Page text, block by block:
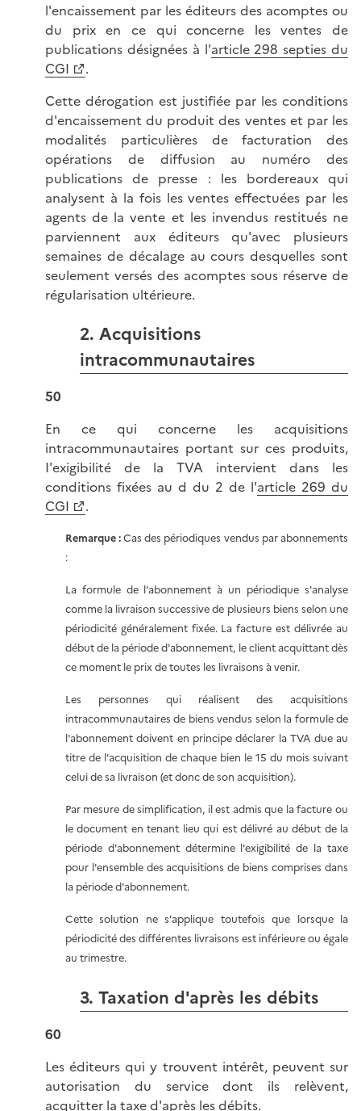
l'encaissement par les éditeurs des acomptes ou
du prix en ce qui concerne les ventes de
publications désignées à l'article 298 septies du
CGI
.
Cette dérogation est justifiée par les conditions
d'encaissement du produit des ventes et par les
modalités particulières de facturation des
opérations de diffusion au numéro des
publications de presse : les bordereaux qui
analysent à la fois les ventes effectuées par les
agents de la vente et les invendus restitués ne
parviennent aux éditeurs qu'avec plusieurs
semaines de décalage au cours desquelles sont
seulement versés des acomptes sous réserve de
régularisation ultérieure.
2. Acquisitions
intracommunautaires
50
En ce qui concerne les acquisitions
intracommunautaires portant sur ces produits,
I'exigibilité de la TVA intervient dans les
conditions fixées au d du 2 de l'article 269 du
CGI
.
Remarque :Cas des périodiques vendus par abonnements
:
La formule de l'abonnement à un périodique s'analyse
comme la livraison successive de plusieurs biens selon une
périodicité généralement fixée. La facture est délivrée au
début de la période d'abonnement, le client acquittant dès
ce moment le prix de toutes les livraisons à venir.
Les personnes qui réalisent des acquisitions
intracommunautaires de biens vendus selon la formule de
l'abonnement doivent en principe déclarer la TVA due au
titre de l'acquisition de chaque bien le 15 du mois suivant
celui de sa livraison (et donc de son acquisition).
Par mesure de simplification, il est admis que la facture ou
le document en tenant lieu qui est délivré au début de la
période d'abonnement détermine l'exigibilité de la taxe
pour l'ensemble des acquisitions de biens comprises dans
la période d'abonnement.
Cette solution ne s'applique toutefois que lorsque la
périodicité des différentes livraisons est inférieure ou égale
au trimestre.
3. Taxation d'après les débits
60
Les éditeurs qui y trouvent intérêt, peuvent sur
autorisation du service dont ils relèvent,
acquitter la taxe d'après les débits.